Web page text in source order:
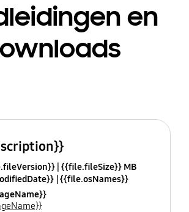
en
{{file.fileSize}} MB
{{file.osNames}}